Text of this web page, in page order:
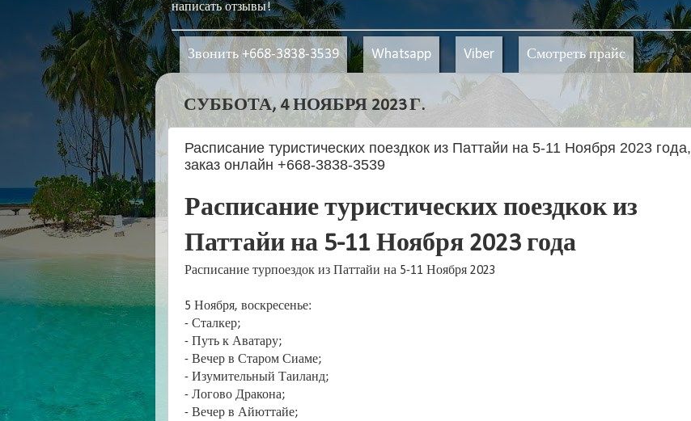
написать отзывы!
Звонить +668-3838-3539 Whatsapp Viber Смотреть прайс
СУББОТА, 4 НОЯБРЯ 2023 Г.
Расписание туристических поездкок из Паттайи на 5-11 Ноября 2023 года,
заказ онлайн +668-3838-3539
Расписание туристических поездкок из
Паттайи на 5-11 Ноября 2023 года
Расписание турпоездок из Паттайи на 5-11 Ноября 2023
5 Ноября, воскресенье:
- Сталкер;
- Путь к Аватару;
- Вечер в Старом Сиаме;
- Изумительный Таиланд;
- Логово Дракона;
- Вечер в Айюттайе;